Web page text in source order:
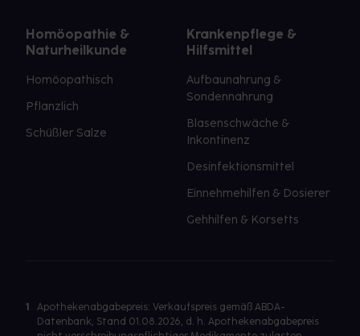
Homöopathie &
Naturheilkunde
Homöopathisch
Pflanzlich
Schüßler Salze
Krankenpflege &
Hilfsmittel
Aufbaunahrung &
Sondennahrung
Blasenschwäche &
Inkontinenz
Desinfektionsmittel
Einnehmehilfen & Dosierer
Gehhilfen & Korsetts
1
Apothekenabgabepreis: Verkaufspreis gemäß ABDA-
Datenbank, Stand 01.08.2026, d. h. Apothekenabgabepreis